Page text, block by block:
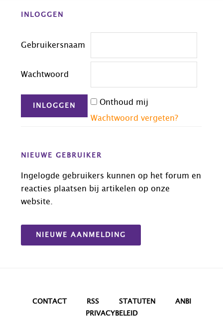
Before
INLOGGEN
Gebruikersnaam
Wachtwoord
Onthoud mij
Wachtwoord vergeten?
NIEUWE GEBRUIKER
Ingelogde gebruikers kunnen op het forum en
reacties plaatsen bij artikelen op onze
website.
NIEUWE AANMELDING
CONTACT RSS STATUTEN
ANBI
PRIVACYBELEID